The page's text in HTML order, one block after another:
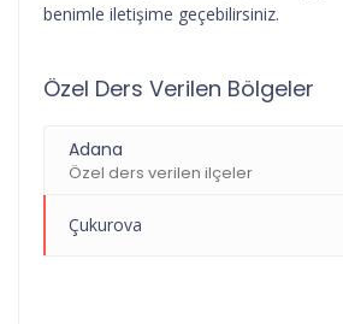
benimle iletişime geçebilirsiniz.
Özel Ders Verilen Bölgeler
Adana
Özel ders verilen ilçeler
Çukurova